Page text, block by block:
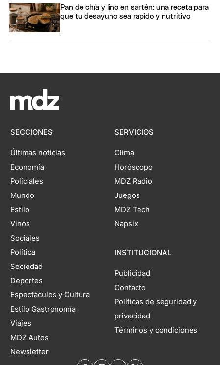
Pan de chía y lino en sartén: una receta para
que tu desayuno sea rápido y nutritivo
SECCIONES
Últimas noticias
Economía
Policiales
Mundo
Estilo
Vinos
Sociales
Política
Sociedad
Deportes
Espectáculos y Cultura
Estilo Gastronomía
Viajes
MDZ Autos
Newsletter
SERVICIOS
Clima
Horóscopo
MDZ Radio
Juegos
MDZ Tech
Napsix
INSTITUCIONAL
Publicidad
Contacto
Políticas de seguridad y
privacidad
Términos y condiciones